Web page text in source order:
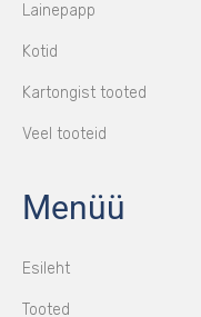
Lainepapp
Kotid
Kartongist tooted
Veel tooteid
Menüü
Esileht
Tooted